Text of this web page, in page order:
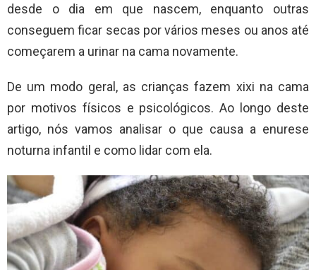
desde o dia em que nascem, enquanto outras
conseguem ficar secas por vários meses ou anos até
começarem a urinar na cama novamente.
De um modo geral, as crianças fazem xixi na cama
por motivos físicos e psicológicos. Ao longo deste
artigo, nós vamos analisar o que causa a enurese
noturna infantil e como lidar com ela.